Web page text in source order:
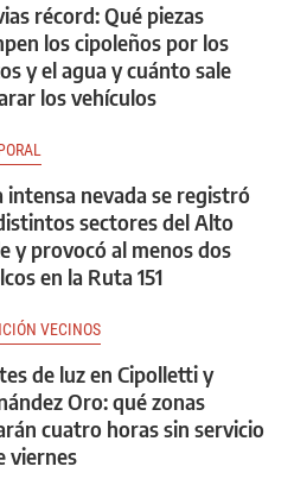
récord: Qué piezas
los cipoleños por los
y el agua y cuánto sale
los vehículos
intensa nevada se registró
sectores del Alto
y provocó al menos dos
en la Ruta 151
VECINOS
de luz en Cipolletti y
Oro: qué zonas
cuatro horas sin servicio
viernes